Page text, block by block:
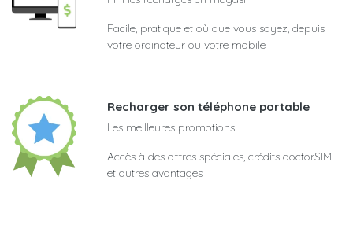
Facile, pratique et où que vous soyez, depuis
votre ordinateur ou votre mobile
Recharger son téléphone portable
Les meilleures promotions
Accès à des offres spéciales, crédits doctorSIM
et autres avantages